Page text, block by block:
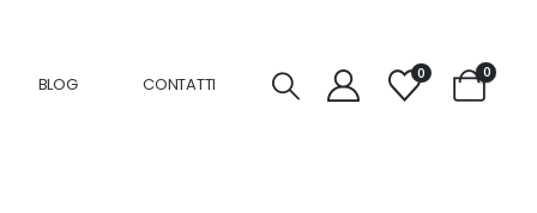
BLOG CONTATTI
0 0